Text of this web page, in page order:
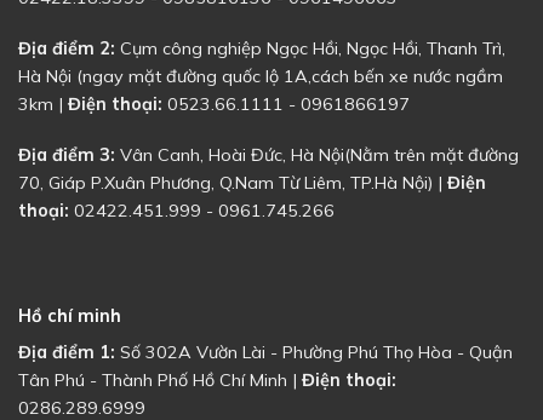
Địa điểm 2: Cụm công nghiệp Ngọc Hồi, Ngọc Hồi, Thanh Trì,
Hà Nội (ngay mặt đường quốc lộ 1A,cách bến xe nước ngầm
3km | Điện thoại: 0523.66.1111 - 0961866197
Địa điểm 3: Vân Canh, Hoài Đức, Hà Nội(Nằm trên mặt đường
70, Giáp P.Xuân Phương, Q.Nam Từ Liêm, TP.Hà Nội) | Điện
thoại: 02422.451.999 - 0961.745.266
Hồ chí minh
Địa điểm 1: Số 302A Vườn Lài - Phường Phú Thọ Hòa - Quận
Tân Phú - Thành Phố Hồ Chí Minh | Điện thoại:
0286.289.6999